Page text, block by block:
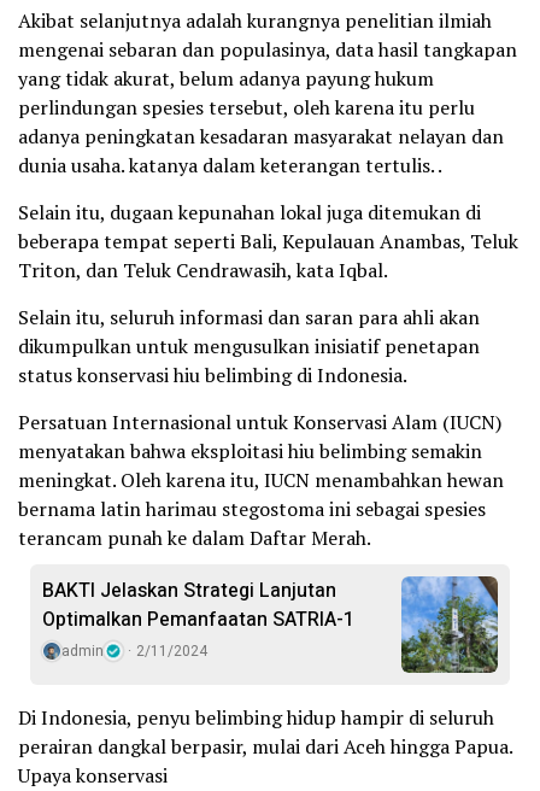
Akibat selanjutnya adalah kurangnya penelitian ilmiah
mengenai sebaran dan populasinya, data hasil tangkapan
yang tidak akurat, belum adanya payung hukum
perlindungan spesies tersebut, oleh karena itu perlu
adanya peningkatan kesadaran masyarakat nelayan dan
dunia usaha. katanya dalam keterangan tertulis. .
Selain itu, dugaan kepunahan lokal juga ditemukan di
beberapa tempat seperti Bali, Kepulauan Anambas, Teluk
Triton, dan Teluk Cendrawasih, kata Iqbal.
Selain itu, seluruh informasi dan saran para ahli akan
dikumpulkan untuk mengusulkan inisiatif penetapan
status konservasi hiu belimbing di Indonesia.
Persatuan Internasional untuk Konservasi Alam (IUCN)
menyatakan bahwa eksploitasi hiu belimbing semakin
meningkat. Oleh karena itu, IUCN menambahkan hewan
bernama latin harimau stegostoma ini sebagai spesies
terancam punah ke dalam Daftar Merah.
BAKTI Jelaskan Strategi Lanjutan
Optimalkan Pemanfaatan SATRIA-1
admin 2/11/2024
Di Indonesia, penyu belimbing hidup hampir di seluruh
perairan dangkal berpasir, mulai dari Aceh hingga Papua.
Upaya konservasi